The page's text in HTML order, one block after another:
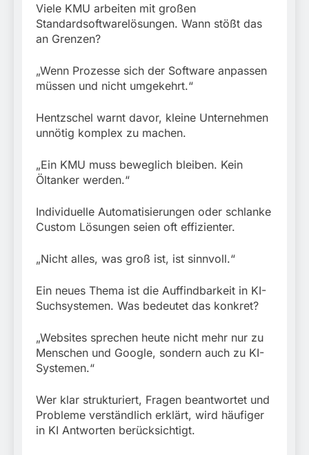
Viele KMU arbeiten mit großen
Standardsoftwarelösungen. Wann stößt das
an Grenzen?
„Wenn Prozesse sich der Software anpassen
müssen und nicht umgekehrt.“
Hentzschel warnt davor, kleine Unternehmen
unnötig komplex zu machen.
„Ein KMU muss beweglich bleiben. Kein
Öltanker werden.“
Individuelle Automatisierungen oder schlanke
Custom Lösungen seien oft effizienter.
„Nicht alles, was groß ist, ist sinnvoll.“
Ein neues Thema ist die Auffindbarkeit in KI-
Suchsystemen. Was bedeutet das konkret?
„Websites sprechen heute nicht mehr nur zu
Menschen und Google, sondern auch zu KI-
Systemen.“
Wer klar strukturiert, Fragen beantwortet und
Probleme verständlich erklärt, wird häufiger
in KI Antworten berücksichtigt.